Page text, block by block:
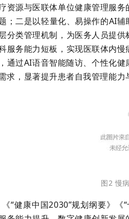
资源与医联体单位健康管理服
；二是以轻量化、易操作的AI
分类管理机制，为医务人员提
服务能力短板，实现医联体内
通过AI语音智能随访、个性化
求，显著提升患者自我管理能
图2 慢
“健康中国2030”规划纲要》